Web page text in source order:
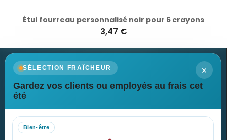
Étui fourreau personnalisé noir pour 6 crayons
3,47 €
×
SÉLECTION FRAÎCHEUR
Gardez vos clients ou employés au frais cet
été
Bien-être
Newsletter
Recevez nos dernières nouvelles et nos offres spéciales